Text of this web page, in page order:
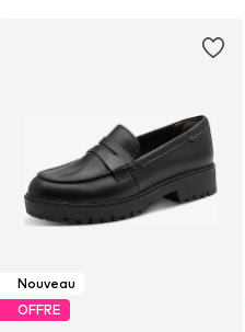
Nouveau
OFFRE